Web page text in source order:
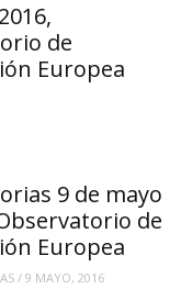
de
Europea
9 de mayo
de
Europea
/9 MAYO, 2016